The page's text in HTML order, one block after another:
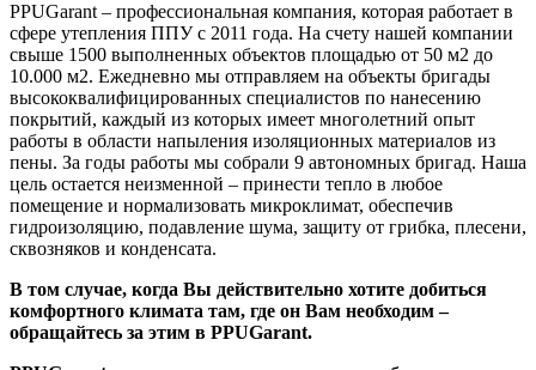
PPUGarant – профессиональная компания, которая работает в
сфере утепления ППУ с 2011 года. На счету нашей компании
свыше 1500 выполненных объектов площадью от 50 м2 до
10.000 м2. Ежедневно мы отправляем на объекты бригады
высококвалифицированных специалистов по нанесению
покрытий, каждый из которых имеет многолетний опыт
работы в области напыления изоляционных материалов из
пены. За годы работы мы собрали 9 автономных бригад. Наша
цель остается неизменной – принести тепло в любое
помещение и нормализовать микроклимат, обеспечив
гидроизоляцию, подавление шума, защиту от грибка, плесени,
сквозняков и конденсата.
В том случае, когда Вы действительно хотите добиться
комфортного климата там, где он Вам необходим –
обращайтесь за этим в PPUGarant.